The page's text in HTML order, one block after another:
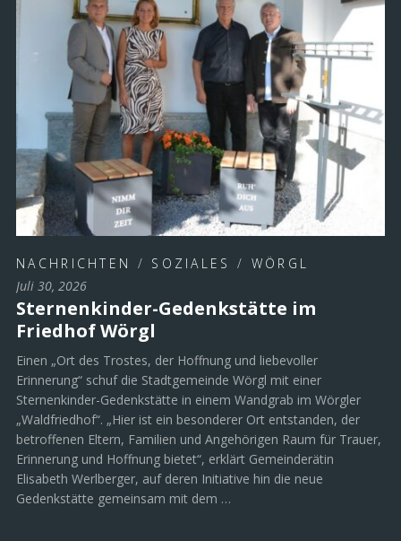
NACHRICHTEN / SOZIALES / WÖRGL
Juli 30, 2026
Sternenkinder-Gedenkstätte im
Friedhof Wörgl
Einen „Ort des Trostes, der Hoffnung und liebevoller
Erinnerung“ schuf die Stadtgemeinde Wörgl mit einer
Sternenkinder-Gedenkstätte in einem Wandgrab im Wörgler
„Waldfriedhof“. „Hier ist ein besonderer Ort entstanden, der
betroffenen Eltern, Familien und Angehörigen Raum für Trauer,
Erinnerung und Hoffnung bietet“, erklärt Gemeinderätin
Elisabeth Werlberger, auf deren Initiative hin die neue
Gedenkstätte gemeinsam mit dem …